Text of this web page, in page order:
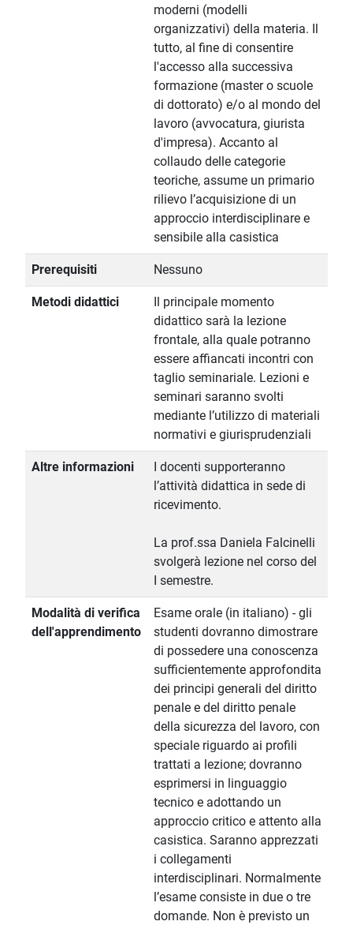
moderni (modelli
organizzativi) della materia. Il
tutto, al fine di consentire
l'accesso alla successiva
formazione (master o scuole
di dottorato) e/o al mondo del
lavoro (avvocatura, giurista
d'impresa). Accanto al
collaudo delle categorie
teoriche, assume un primario
rilievo l’acquisizione di un
approccio interdisciplinare e
sensibile alla casistica
Prerequisiti Nessuno
Metodi didattici
Il principale momento
didattico sarà la lezione
frontale, alla quale potranno
essere affiancati incontri con
taglio seminariale. Lezioni e
seminari saranno svolti
mediante l’utilizzo di materiali
normativi e giurisprudenziali
Altre informazioni
I docenti supporteranno
l’attività didattica in sede di
ricevimento.
La prof.ssa Daniela Falcinelli
svolgerà lezione nel corso del
I semestre.
Modalità di verifica
dell'apprendimento
Esame orale (in italiano) - gli
studenti dovranno dimostrare
di possedere una conoscenza
sufficientemente approfondita
dei principi generali del diritto
penale e del diritto penale
della sicurezza del lavoro, con
speciale riguardo ai profili
trattati a lezione; dovranno
esprimersi in linguaggio
tecnico e adottando un
approccio critico e attento alla
casistica. Saranno apprezzati
i collegamenti
interdisciplinari. Normalmente
l’esame consiste in due o tre
domande. Non è previsto un